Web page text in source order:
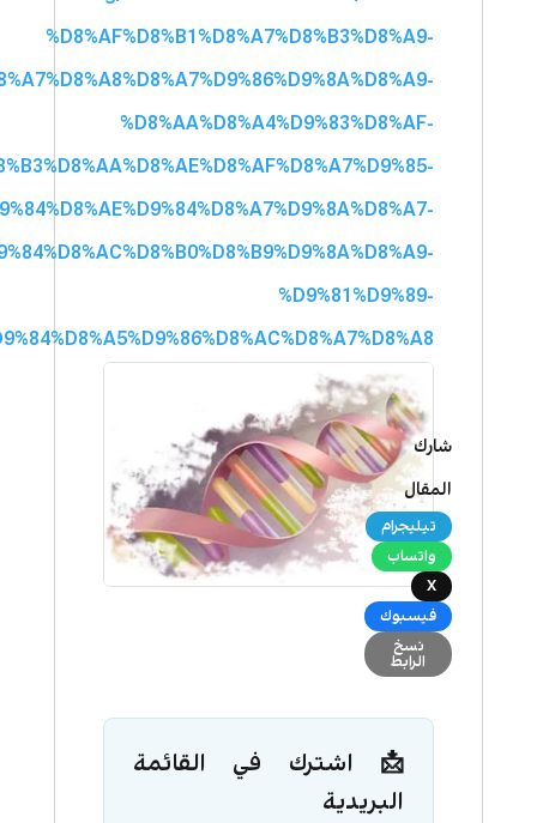
%D8%AF%D8%B1%D8%A7%D8%B3%D8%A9-
%D8%AA%D8%A4%D9%83%D8%AF-
%D9%81%D9%89-
شارك
المقال
تيليجرام
واتساب
X
فيسبوك
نسخ
الرابط
📩 اشترك في القائمة
البريدية